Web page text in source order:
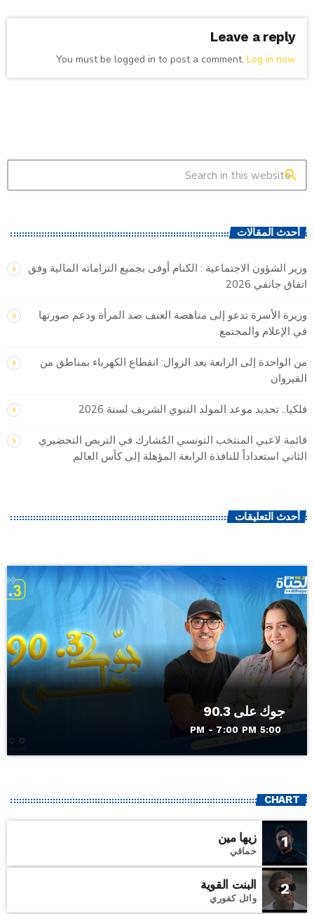
Leave a reply
You must be logged in to post a comment. Log in now
search
أحدث المقالات
وزير الشؤون الاجتماعية : الكنام أوفى بجميع التزاماته المالية وفق
اتفاق جانفي 2026
وزيرة الأسرة تدعو إلى مناهضة العنف ضد المرأة ودعم صورتها
في الإعلام والمجتمع
من الواحدة إلى الرابعة بعد الزوال: انقطاع الكهرباء بمناطق من
القيروان
فلكيا.. تحديد موعد المولد النبوي الشريف لسنة 2026
قائمة لاعبي المنتخب التونسي المُشارك في التربص التحضيري
الثاني استعداداً للنافذة الرابعة المؤهلة إلى كأس العالم
أحدث التعليقات
جوك على 90.3
5:00 PM - 7:00 PM
CHART
1 زيها مين
حماقي
2 البنت القوية
وائل كفوري